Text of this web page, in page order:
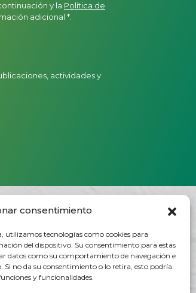
consentimiento
utilizamos tecnologías como cookies para
del dispositivo. Su consentimiento para estas
datos como su comportamiento de navegación e
Si no da su consentimiento o lo retira, esto podría
y funcionalidades.
y la Política de
adicional *.
actividades y
Santiago de Compostela (España)
info@ceg.es
981 555 888 F. (+34) 981 555 882